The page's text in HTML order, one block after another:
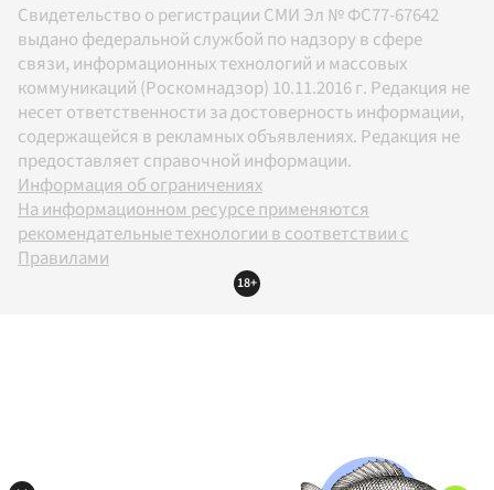
Свидетельство о регистрации СМИ Эл № ФС77-67642
выдано федеральной службой по надзору в сфере
связи, информационных технологий и массовых
коммуникаций (Роскомнадзор) 10.11.2016 г. Редакция не
несет ответственности за достоверность информации,
содержащейся в рекламных объявлениях. Редакция не
предоставляет справочной информации.
Информация об ограничениях
На информационном ресурсе применяются
рекомендательные технологии в соответствии с
Правилами
18+